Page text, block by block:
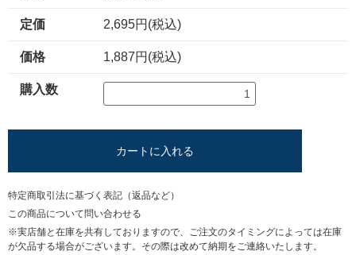
定価 2,695円(税込)
価格 1,887円(税込)
購入数
カートに入れる
特定商取引法に基づく表記（返品など）
この商品について問い合わせる
※実店舗と在庫を共有しておりますので、ご注文のタイミングによっては在庫
が欠品する場合がございます。その際は改めて納期をご連絡いたします。